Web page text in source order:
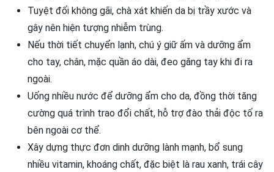
Tuyệt đối không gãi, chà xát khiến da bị trầy xước và
gây nên hiện tượng nhiễm trùng.
Nếu thời tiết chuyển lạnh, chú ý giữ ấm và dưỡng ẩm
cho tay, chân, mặc quần áo dài, đeo găng tay khi đi ra
ngoài.
Uống nhiều nước để dưỡng ẩm cho da, đồng thời tăng
cường quá trình trao đổi chất, hỗ trợ đào thải độc tố ra
bên ngoài cơ thể.
Xây dựng thực đơn dinh dưỡng lành mạnh, bổ sung
nhiều vitamin, khoáng chất, đặc biệt là rau xanh, trái cây